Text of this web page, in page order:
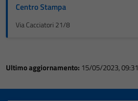
Centro Stampa
Via Cacciatori 21/8
Ultimo aggiornamento: 15/05/2023, 09:31